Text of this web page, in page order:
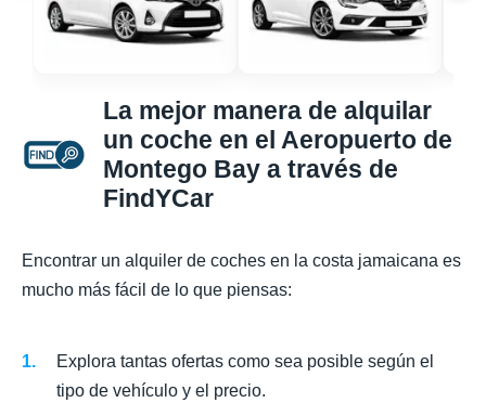
La mejor manera de alquilar
un coche en el Aeropuerto de
Montego Bay a través de
FindYCar
Encontrar un alquiler de coches en la costa jamaicana es
mucho más fácil de lo que piensas:
Explora tantas ofertas como sea posible según el
tipo de vehículo y el precio.